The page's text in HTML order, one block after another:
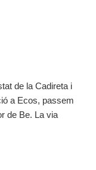
de la Cadireta i
a Ecos, passem
de Be. La via